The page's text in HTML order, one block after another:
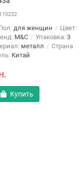
для женщин
Цвет:
M&C Упаковка: 3
металл
Страна
Китай
Купить